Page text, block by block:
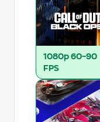
1080p 60–90
FPS